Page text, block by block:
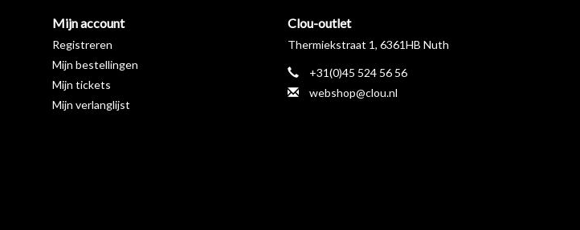
Mijn account
Registreren
Mijn bestellingen
Mijn tickets
Mijn verlanglijst
Clou-outlet
Thermiekstraat 1, 6361HB Nuth
+31(0)45 524 56 56
webshop@clou.nl